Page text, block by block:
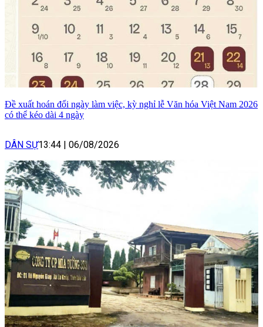
Đề xuất hoán đổi ngày làm việc, kỳ nghỉ lễ Văn hóa Việt Nam 2026
có thể kéo dài 4 ngày
DÂN SỰ13:44 06/08/2026